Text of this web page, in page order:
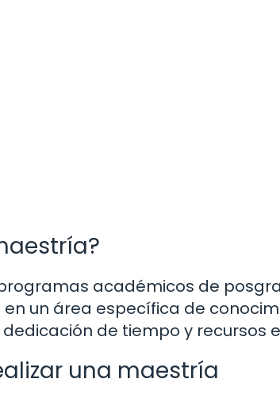
académicos de
un área específica de
de tiempo y recursos
una maestría